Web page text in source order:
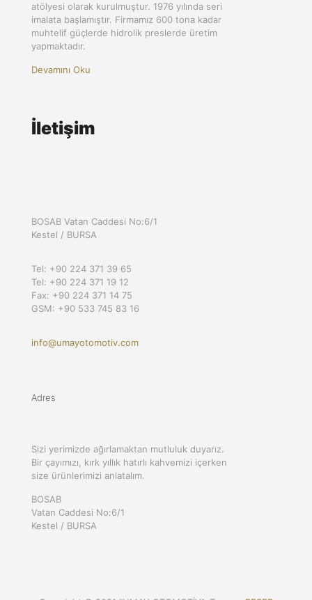
atölyesi olarak kurulmuştur. 1976 yılında seri
imalata başlamıştır. Firmamız 600 tona kadar
muhtelif güçlerde hidrolik preslerde üretim
yapmaktadır.
Devamını Oku
İletişim
BOSAB Vatan Caddesi No:6/1
Kestel / BURSA
Tel: +90 224 371 39 65
Tel: +90 224 371 19 12
Fax: +90 224 371 14 75
GSM: +90 533 745 83 16
info@umayotomotiv.com
Adres
Sizi yerimizde ağırlamaktan mutluluk duyarız.
Bir çayımızı, kırk yıllık hatırlı kahvemizi içerken
size ürünlerimizi anlatalım.
BOSAB
Vatan Caddesi No:6/1
Kestel / BURSA